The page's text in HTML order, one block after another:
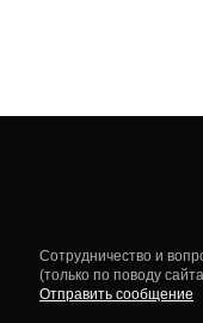
Сотрудничество и
(только по поводу
Отправить сообщение